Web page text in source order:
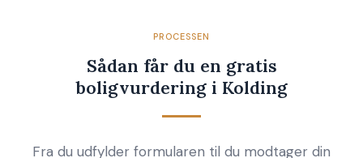
PROCESSEN
Sådan får du en gratis
boligvurdering i Kolding
Fra du udfylder formularen til du modtager din